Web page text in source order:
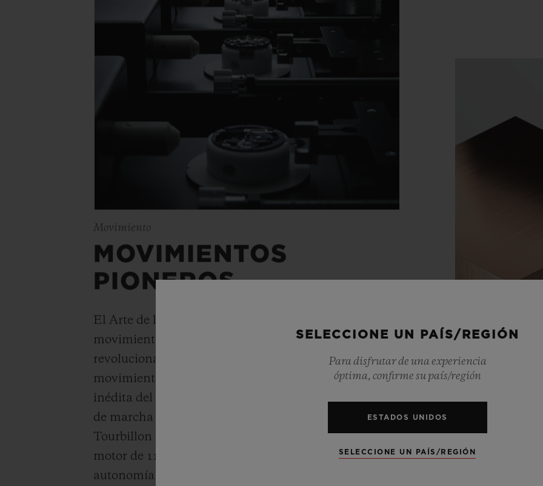
Movimiento
MOVIMIENTOS
PIONEROS
El Arte de la Fusión se expresa hasta en el corazón del
movimiento. Relojes sencillos con conceptos relojeros
revolucionarios: Hublot ha creado toda una gama de
movimientos manufactura únicos. La arquitectura
inédita del cronógrafo automático Unico. La reserva
de marcha exclusiva de los calibres Meca-10,
Tourbillon y MP-11. El enfoque revolucionario del
motor de 11 barriletes MP-05, dotado de 50 días de
autonomía. En su "Arte de la Fusión", Hublot lleva a
Maestro de la
SELECCIONE UN PAÍS/REGIÓN
Para disfrutar de una experiencia
óptima, confirme su país/región
ESTADOS UNIDOS
SELECCIONE UN PAÍS/REGIÓN